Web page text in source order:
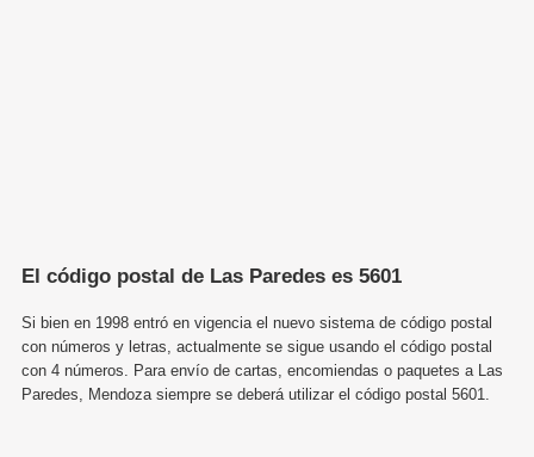
El código postal de Las Paredes es 5601
Si bien en 1998 entró en vigencia el nuevo sistema de código postal
con números y letras, actualmente se sigue usando el código postal
con 4 números. Para envío de cartas, encomiendas o paquetes a Las
Paredes, Mendoza siempre se deberá utilizar el código postal 5601.